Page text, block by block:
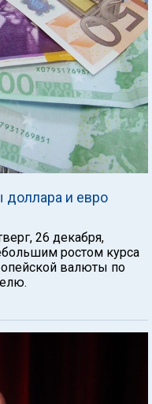
доллара и евро
26 декабря,
ростом курса
валюты по